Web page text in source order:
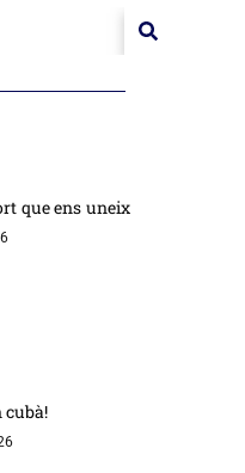
que ens uneix
cubà!